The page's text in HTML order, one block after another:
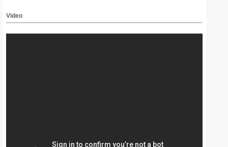
Video